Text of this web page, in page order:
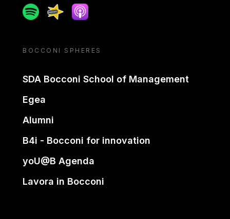
SpotifySpreakerApple podcast
BOCCONI SPHERES
SDA Bocconi School of Management
Egea
Alumni
B4i - Bocconi for innovation
yoU@B Agenda
Lavora in Bocconi